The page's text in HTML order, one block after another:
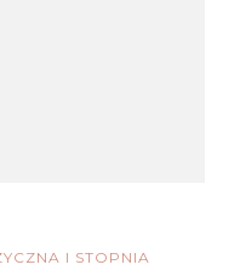
I STOPNIA